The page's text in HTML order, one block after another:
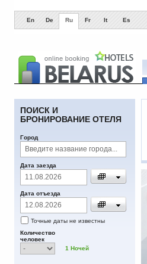
En De Ru Fr It Es
ПОИСК И
БРОНИРОВАНИЕ ОТЕЛЯ
Город
Дата заезда
Дата отъезда
Точные даты не известны
Количество
человек
1 Ночей